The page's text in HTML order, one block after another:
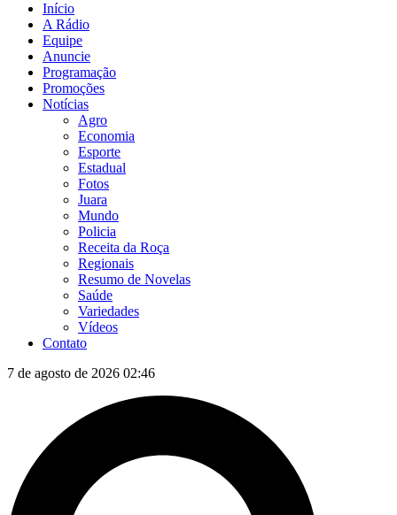
Início
A Rádio
Equipe
Anuncie
Programação
Promoções
Notícias
Agro
Economia
Esporte
Estadual
Fotos
Juara
Mundo
Policia
Receita da Roça
Regionais
Resumo de Novelas
Saúde
Variedades
Vídeos
Contato
7 de agosto de 2026 02:46